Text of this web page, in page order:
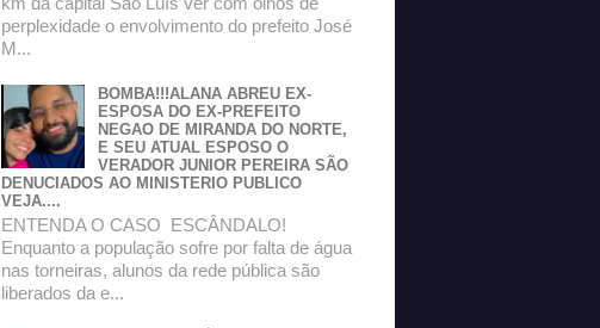
perplexidade o envolvimento do prefeito José
M...
BOMBA!!!ALANA ABREU EX-
ESPOSA DO EX-PREFEITO
NEGAO DE MIRANDA DO NORTE,
E SEU ATUAL ESPOSO O
VERADOR JUNIOR PEREIRA SÃO
DENUCIADOS AO MINISTERIO PUBLICO
VEJA....
ENTENDA O CASO ESCÂNDALO!
Enquanto a população sofre por falta de água
nas torneiras, alunos da rede pública são
liberados da e...